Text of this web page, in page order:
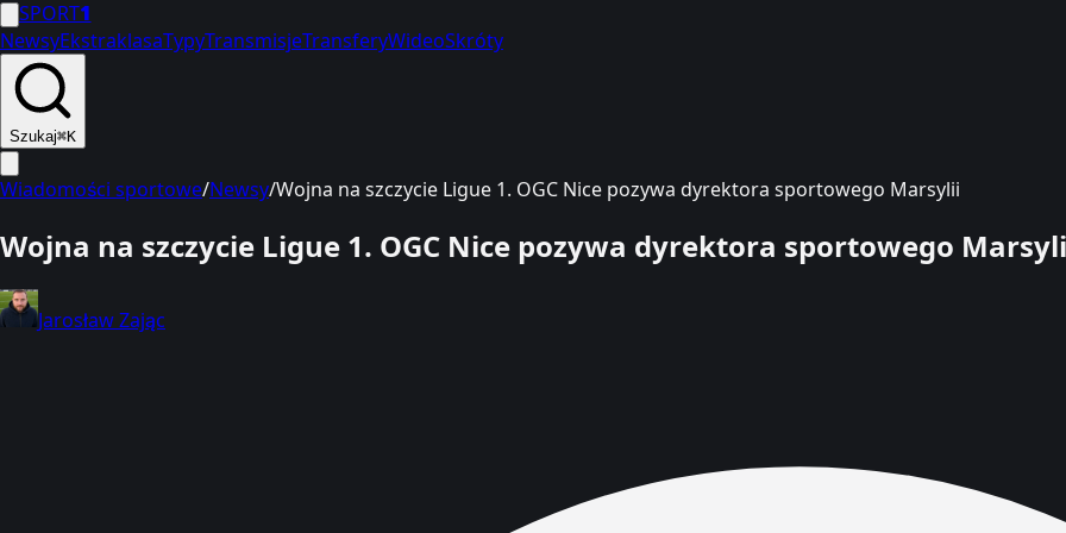
SPORT1
NewsyEkstraklasaTypyTransmisjeTransferyWideoSkróty
Szukaj⌘K
Wiadomości sportowe/Newsy/Wojna na szczycie Ligue 1. OGC Nice pozywa dyrektora sportowego Marsylii
Wojna na szczycie Ligue 1. OGC Nice pozywa dyrektora sportowego
Jarosław Zając